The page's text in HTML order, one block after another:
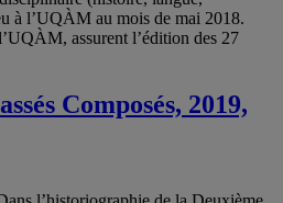
à l’UQÀM au mois de mai 2018.
assurent l’édition des 27
Composés, 2019,